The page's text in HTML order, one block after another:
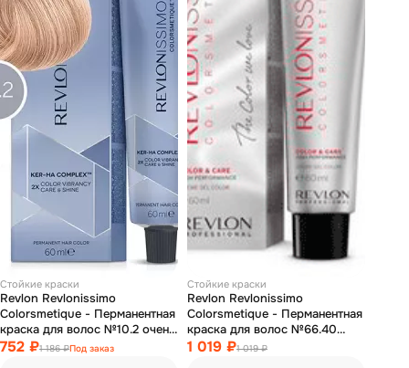
Стойкие краски
Revlon Revlonissimo
Colorsmetique - Перманентная
краска для волос №10.2 очень
сильно светлый блондин
752 ₽1 186 ₽Под заказ
Стойкие краски
Revlon Revlonissimo
Colorsmetique - Перманентная
краска для волос №66.40
темный блондин насыщенно-
1 019 ₽1 019 ₽